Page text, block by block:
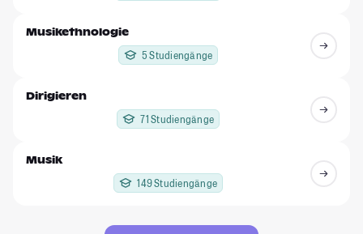
Musikethnologie
5 Studiengänge
Dirigieren
71 Studiengänge
Musik
149 Studiengänge